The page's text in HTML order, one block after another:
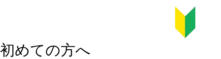
初めての方へ